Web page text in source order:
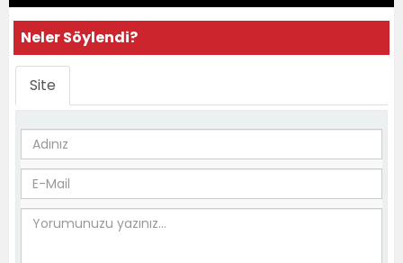
Neler Söylendi?
Site